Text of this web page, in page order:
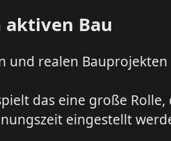
Bau
und realen
das eine große Rolle,
eingestellt